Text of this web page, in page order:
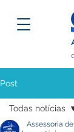
Post
Todas notícias
Assessoria